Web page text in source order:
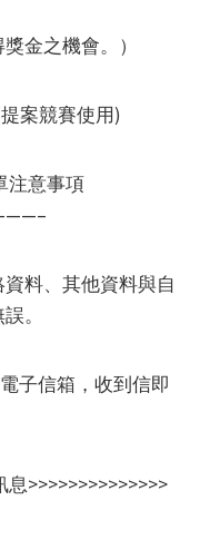
金之機會。）
案競賽使用)
注意事項
料、其他資料與自
。
子信箱，收到信即
>>>>>>>>>>>>>>